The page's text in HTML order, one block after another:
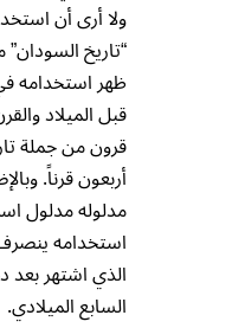
ولا أرى أن
“تاريخ
ظهر استخدامه
قبل الميلاد
قرون من جملة
أربعون قرناً.
مدلوله مدلول اسم
استخدامه
الذي اشتهر
السابع الميلادي.